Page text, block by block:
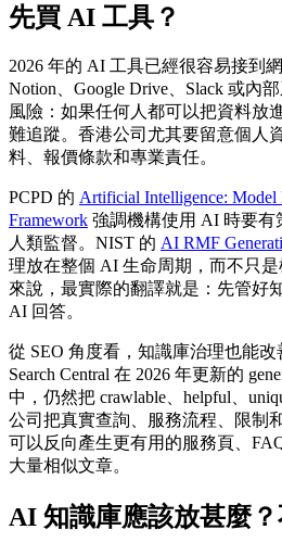
先買 AI 工具？
2026 年的 AI 工具已經很容易接到
Notion、Google Drive、Slack 或內
風險：如果任何人都可以把資料放
難追蹤。香港公司尤其要留意個人
料、報價條款和專業責任。
PCPD 的 Artificial Intelligence: Model
Framework 強調機構使用 AI 時要有
人類監督。NIST 的 AI RMF
理放在整個 AI 生命周期，而不只
來說，最實際的翻譯就是：先管好
AI 回答。
從 SEO 角度看，知識庫治理也能改
Search Central 在 2026 年更新的
中，仍然把 crawlable、helpful、
公司把真實查詢、服務流程、限制
可以反向產生更有用的服務頁、
大量相似文章。
AI 知識庫應該放甚麼？